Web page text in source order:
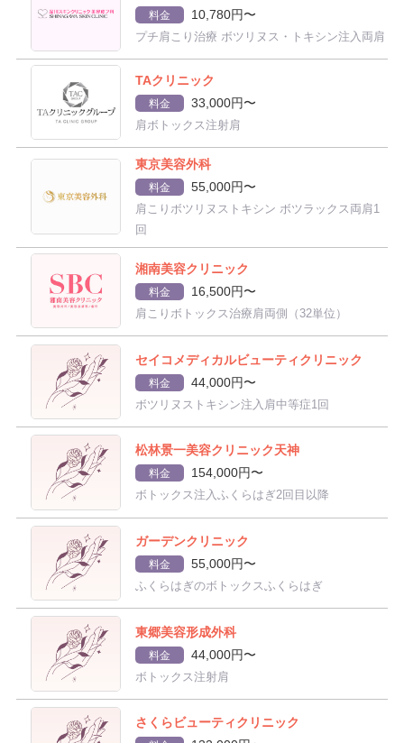
料金 10,780円〜
プチ肩こり治療 ボツリヌス・トキシン注入両肩
TAクリニック
料金 33,000円〜
肩ボトックス注射肩
東京美容外科
料金 55,000円〜
肩こりボツリヌストキシン ボツラックス両肩1
回
湘南美容クリニック
料金 16,500円〜
肩こりボトックス治療肩両側（32単位）
セイコメディカルビューティクリニック
料金 44,000円〜
ボツリヌストキシン注入肩中等症1回
松林景一美容クリニック天神
料金 154,000円〜
ボトックス注入ふくらはぎ2回目以降
ガーデンクリニック
料金 55,000円〜
ふくらはぎのボトックスふくらはぎ
東郷美容形成外科
料金 44,000円〜
ボトックス注射肩
さくらビューティクリニック